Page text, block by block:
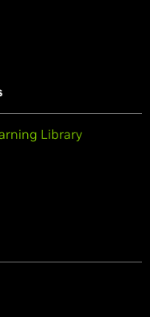
Library